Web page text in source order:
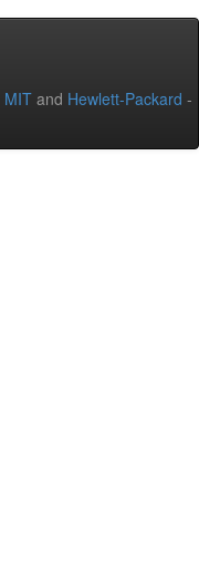
MIT and Hewlett-Packard -